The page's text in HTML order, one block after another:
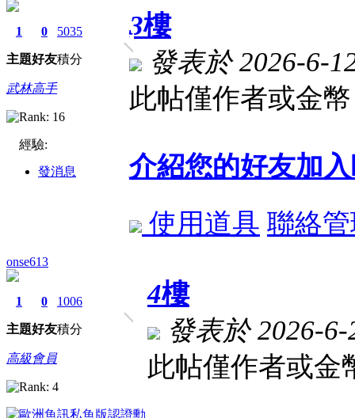
1
主題
0
好友
5035
積分
武林高手
經驗:
發消息
3樓
發表於 2026-6-
此帖僅作者或金
介紹您的好友加
使用道具 聯絡
onse613
1
主題
0
好友
1006
積分
高級會員
4樓
發表於 2026-
此帖僅作者或金